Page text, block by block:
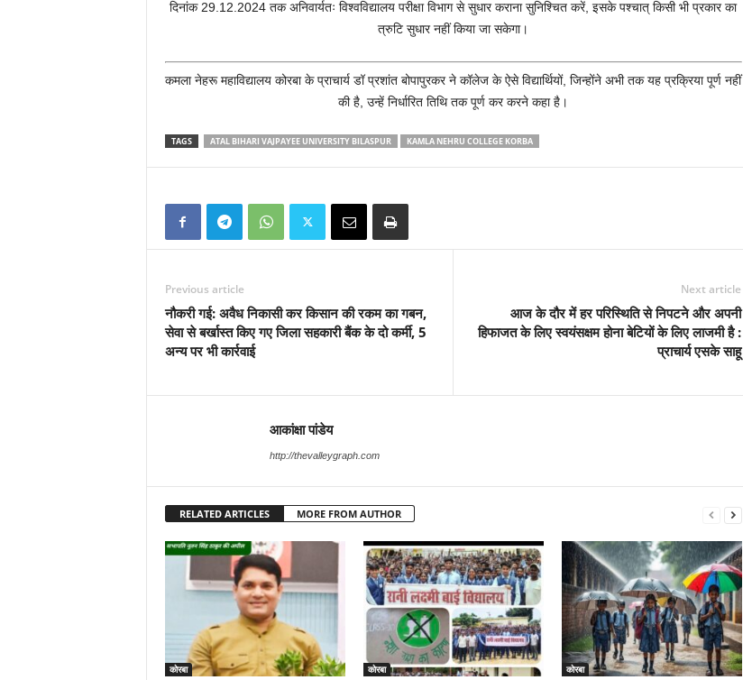
दिनांक 29.12.2024 तक अनिवार्यतः विश्वविद्यालय परीक्षा विभाग से सुधार कराना सुनिश्चित करें, इसके पश्चात् किसी भी प्रकार का
त्रुटि सुधार नहीं किया जा सकेगा।
कमला नेहरू महाविद्यालय कोरबा के प्राचार्य डॉ प्रशांत बोपापुरकर ने कॉलेज के ऐसे विद्यार्थियों, जिन्होंने अभी तक यह प्रक्रिया पूर्ण नहीं
की है, उन्हें निर्धारित तिथि तक पूर्ण कर करने कहा है।
TAGS ATAL BIHARI VAJPAYEE UNIVERSITY BILASPUR KAMLA NEHRU COLLEGE KORBA
Previous article
नौकरी गई: अवैध निकासी कर किसान की रकम का गबन,
सेवा से बर्खास्त किए गए जिला सहकारी बैंक के दो कर्मी, 5
अन्य पर भी कार्रवाई
Next article
आज के दौर में हर परिस्थिति से निपटने और अपनी
हिफाजत के लिए स्वयंसक्षम होना बेटियों के लिए लाजमी है :
प्राचार्य एसके साहू
आकांक्षा पांडेय
http://thevalleygraph.com
RELATED ARTICLES MORE FROM AUTHOR
कोरबा कोरबा कोरबा